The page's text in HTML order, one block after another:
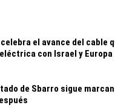
el avance del cable
con Israel y Europa
de Sbarro sigue